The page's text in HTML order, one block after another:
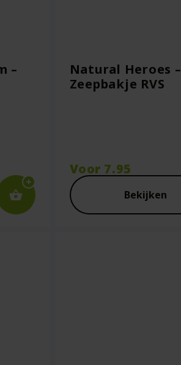
–
Natural Heroes –
Zeepbakje RVS
Voor 7.95
Bekijken